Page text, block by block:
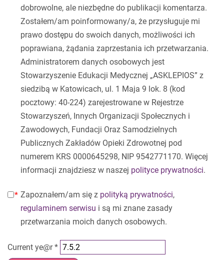
dobrowolne, ale niezbędne do publikacji komentarza.
Zostałem/am poinformowany/a, że przysługuje mi
prawo dostępu do swoich danych, możliwości ich
poprawiana, żądania zaprzestania ich przetwarzania.
Administratorem danych osobowych jest
Stowarzyszenie Edukacji Medycznej „ASKLEPIOS” z
siedzibą w Katowicach, ul. 1 Maja 9 lok. 8 (kod
pocztowy: 40-224) zarejestrowane w Rejestrze
Stowarzyszeń, Innych Organizacji Społecznych i
Zawodowych, Fundacji Oraz Samodzielnych
Publicznych Zakładów Opieki Zdrowotnej pod
numerem KRS 0000645298, NIP 9542771170. Więcej
informacji znajdziesz w naszej polityce prywatności.
Zapoznałem/am się z polityką prywatności,
regulaminem serwisu i są mi znane zasady
przetwarzania moich danych osobowych.
Current ye@r*